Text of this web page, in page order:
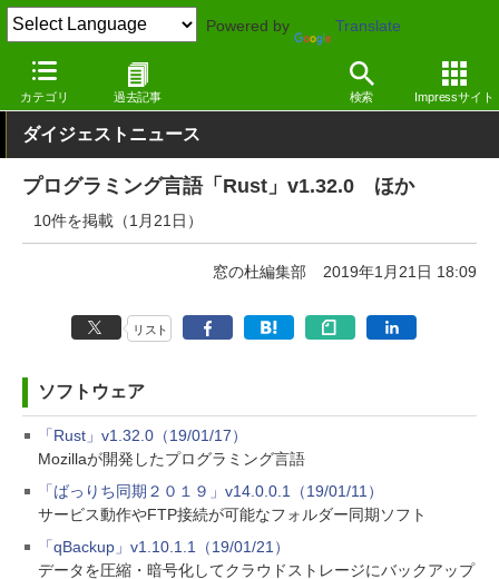
Powered by Translate
カテゴリ 過去記事 検索 Impressサイト
窓の杜 その他の話題 アップデート
ダイジェストニュース
プログラミング言語「Rust」v1.32.0 ほか
10件を掲載（1月21日）
窓の杜編集部 2019年1月21日 18:09
リスト
ソフトウェア
「Rust」v1.32.0（19/01/17）
Mozillaが開発したプログラミング言語
「ばっりち同期２０１９」v14.0.0.1（19/01/11）
サービス動作やFTP接続が可能なフォルダー同期ソフト
「qBackup」v1.10.1.1（19/01/21）
データを圧縮・暗号化してクラウドストレージにバックアップ